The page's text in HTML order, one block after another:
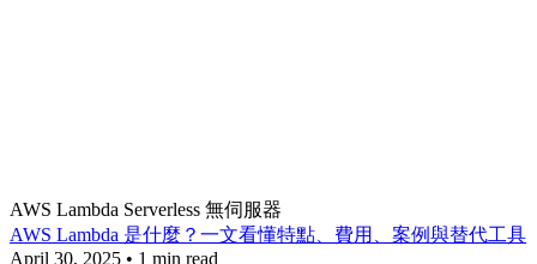
AWS Lambda Serverless 無伺服器
AWS Lambda 是什麼？一文看懂特點、費用、案例與替代工具
April 30, 2025 • 1 min read